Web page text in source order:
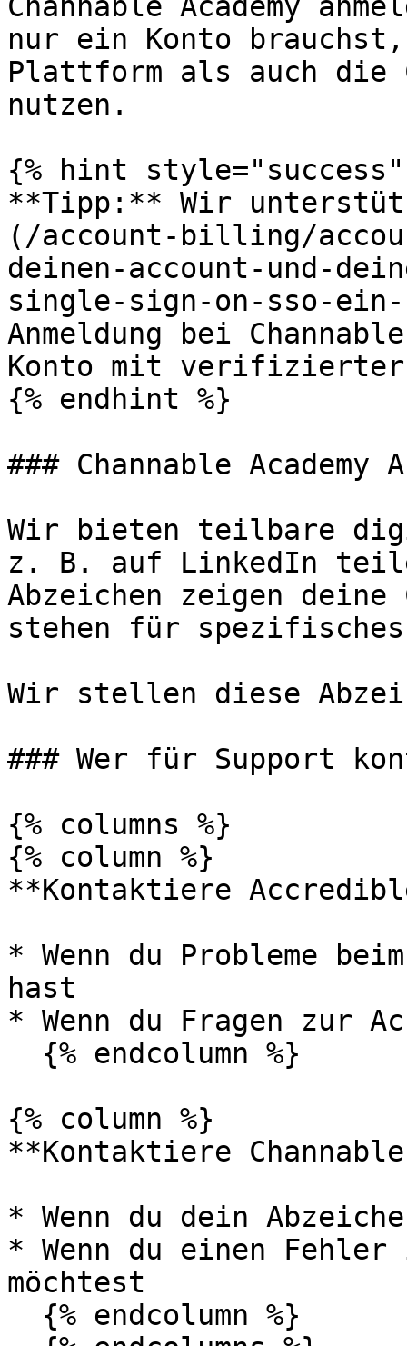
nur ein Konto brauchst,
Plattform als auch die
nutzen.
{% hint style="success"
**Tipp:** Wir
(/account-billing/
deinen-account-und-
single-sign-on-sso-
Anmeldung bei
Konto mit verifizierter
{% endhint %}
### Channable Academy
Wir bieten teilbare
z. B. auf LinkedIn
Abzeichen zeigen deine
stehen für
Wir stellen diese
### Wer für Support
{% columns %}
{% column %}
**Kontaktiere
* Wenn du Probleme
hast
* Wenn du Fragen zur
{% column %}
**Kontaktiere
* Wenn du dein
* Wenn du einen Fehler
möchtest